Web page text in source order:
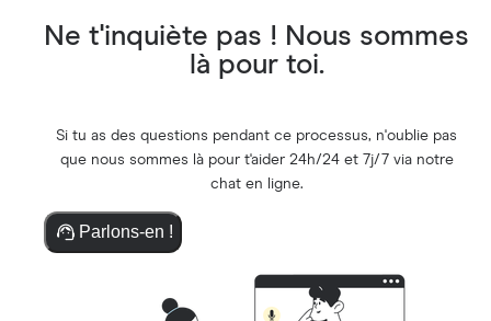
Ne t'inquiète pas ! Nous sommes
là pour toi.
Si tu as des questions pendant ce processus, n'oublie pas
que nous sommes là pour t'aider 24h/24 et 7j/7 via notre
chat en ligne.
Parlons-en !